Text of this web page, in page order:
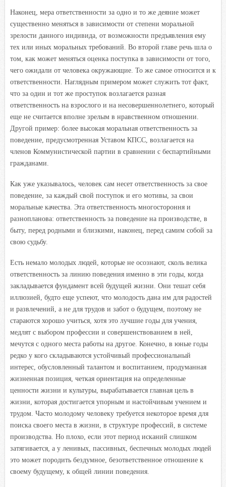
Наконец, мера ответственности за одно и то же деяние может
существенно меняться в зависимости от степени моральной
зрелости данного индивида, от возможности предъявления ему
тех или иных моральных требований. Во второй главе речь шла о
том, как может меняться оценка поступка в зависимости от того,
чего ожидали от человека окружающие. То же самое относится и к
ответственности. Наглядным примером может служить тот факт,
что за один и тот же проступок возлагается разная
ответственность на взрослого и на несовершеннолетнего, который
еще не считается вполне зрелым в нравственном отношении.
Другой пример: более высокая моральная ответственность за
поведение, предусмотренная Уставом КПСС, возлагается на
членов Коммунистической партии в сравнении с беспартийными
гражданами.
Как уже указывалось, человек сам несет ответственность за свое
поведение, за каждый свой поступок и его мотивы, за свои
моральные качества. Эта ответственность многостороння и
разнопланова: ответственность за поведение на производстве, в
быту, перед родными и близкими, наконец, перед самим собой за
свою судьбу.
Есть немало молодых людей, которые не осознают, сколь велика
ответственность за линию поведения именно в эти годы, когда
закладывается фундамент всей будущей жизни. Они тешат себя
иллюзией, будто еще успеют, что молодость дана им для радостей
и развлечений, а не для трудов и забот о будущем, поэтому не
стараются хорошо учиться, хотя это лучшие годы для учения,
медлят с выбором профессии и совершенствованием в ней,
мечутся с одного места работы на другое. Конечно, в юные годы
редко у кого складываются устойчивый профессиональный
интерес, обусловленный талантом и воспитанием, продуманная
жизненная позиция, четкая ориентация на определенные
ценности жизни и культуры, вырабатывается главная цель в
жизни, которая достигается упорным и настойчивым учением и
трудом. Часто молодому человеку требуется некоторое время для
поиска своего места в жизни, в структуре профессий, в системе
производства. Но плохо, если этот период исканий слишком
затягивается, а у ленивых, пассивных, беспечных молодых людей
это может породить бездумное, безответственное отношение к
своему будущему, к общей линии поведения.